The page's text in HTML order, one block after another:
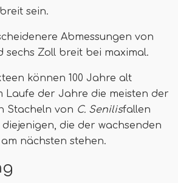
sein.
Abmessungen von
sechs Zoll breit bei maximal.
können 100 Jahre alt
Laufe der Jahre die meisten der
Stacheln von C. Senilisfallen
die der wachsenden
nächsten stehen.